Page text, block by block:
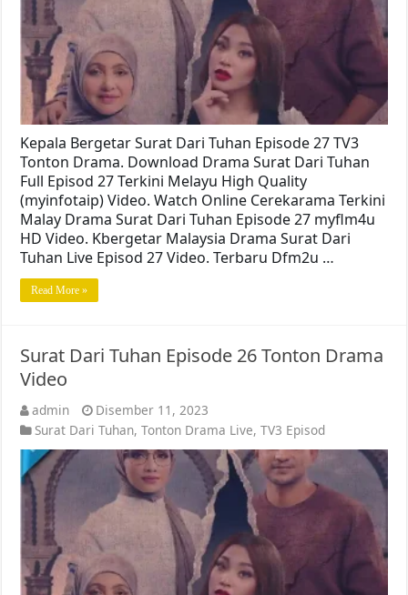
Kepala Bergetar Surat Dari Tuhan Episode 27 TV3
Tonton Drama. Download Drama Surat Dari Tuhan
Full Episod 27 Terkini Melayu High Quality
(myinfotaip) Video. Watch Online Cerekarama Terkini
Malay Drama Surat Dari Tuhan Episode 27 myflm4u
HD Video. Kbergetar Malaysia Drama Surat Dari
Tuhan Live Episod 27 Video. Terbaru Dfm2u …
Read More »
Surat Dari Tuhan Episode 26 Tonton Drama
Video
admin
Disember 11, 2023
Surat Dari Tuhan,Tonton Drama Live,TV3 Episod